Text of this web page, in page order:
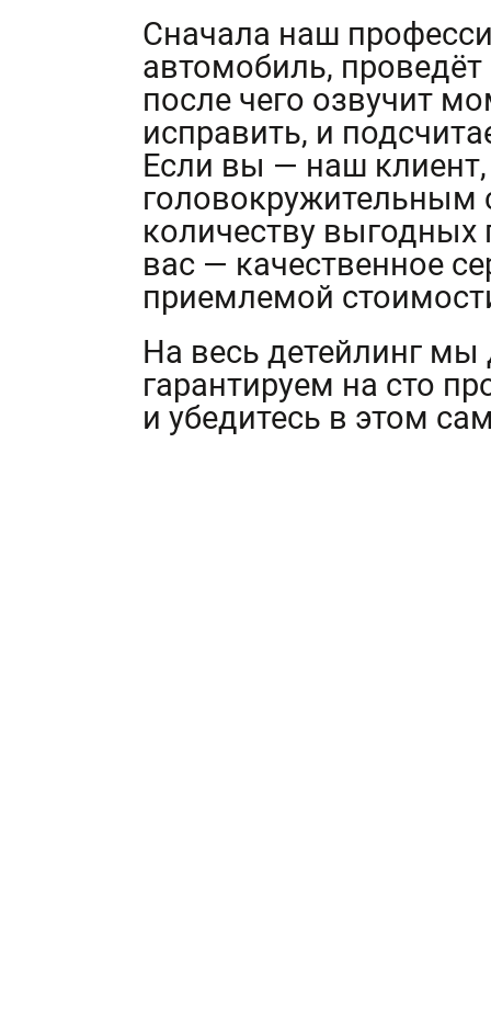
Сначала наш
автомобиль,
после чего озвучит
исправить, и
Если вы — наш клиент,
количеству
вас — качественное
приемлемой
На весь детейлинг
гарантируем на сто
и убедитесь в этом